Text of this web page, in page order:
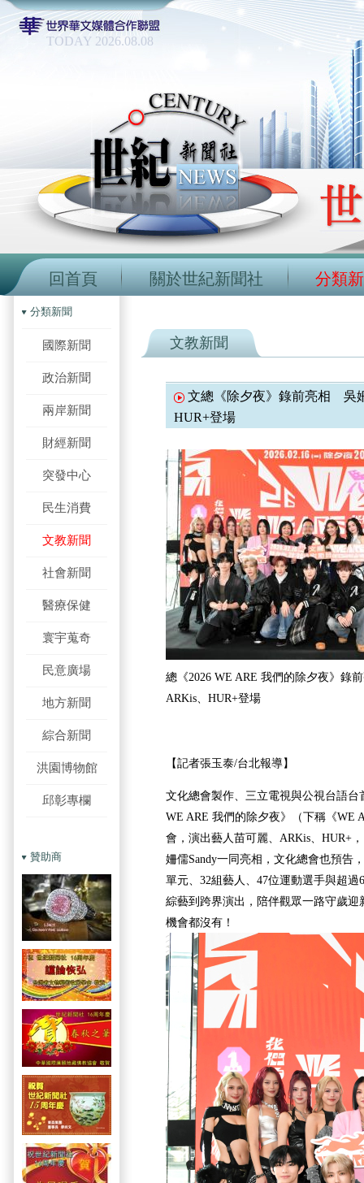
TODAY 2026.08.08
回首頁 關於世紀新聞社 分類
分類新聞
國際新聞
政治新聞
兩岸新聞
財經新聞
突發中心
民生消費
文教新聞
社會新聞
醫療保健
寰宇蒐奇
民意廣場
地方新聞
綜合新聞
洪園博物館
邱彰專欄
贊助商
文教新聞
文總《除夕夜》錄前亮相 吳
HUR+登場
總《2026 WE ARE 我們的除夕夜》錄
ARKis、HUR+登場
【記者張玉泰/台北報導】
文化總會製作、三立電視與公視台語台
WE ARE 我們的除夕夜》（下稱《WE
會，演出藝人苗可麗、ARKis、HUR+
姍儒Sandy一同亮相，文化總會也預告
單元、32組藝人、47位運動選手與超
綜藝到跨界演出，陪伴觀眾一路守歲
機會都沒有！